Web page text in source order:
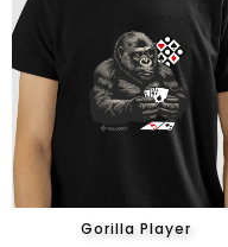
Gorilla Player